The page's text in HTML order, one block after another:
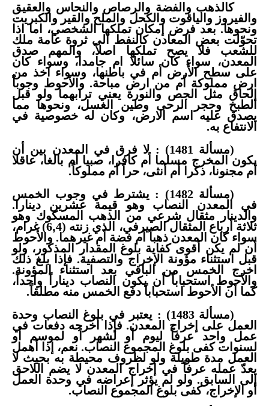
كالذهب والفضة والرصاص والنحاس والعقيق
والفيروز والياقوت والكحل والملح والقير والكبريت
ونحوها. بعد فرض إمكان تملكها الشخصي، اما اذا
تحوّلت بعض المعادن كالنفط الى ثروة عامة ملك
للشعب فلا يصح تملكها اصلاً، والمهم صدق
المعدن، سواء كان سائلا ام جامدا، وسواء كان
على سطح الأرض أم في باطنها، وسواء اخذ من
ارض مملوكة أم من ارض مباحة. والأحوط وجوباً
إلحاق مثل الجص والنورة يعني ترابهما ولو قبل
الطبخ وحجر الرحى وطين الغسل، ونحوها مما
يصدق عليه اسم الارض، وكان له خصوصية في
الانتفاع به.
(مسألة 1481) : لا فرق في المعدن بين أن
يكون المخرج مسلما أم كافرا، صبيا أم بالغا، عاقلا
أم مجنونا، ذكرا أم أنثى، حراً أم مملوكاً.
(مسألة 1482) : يشترط في وجوب الخمس
في المعدن النصاب وهو قيمة عشرين دينارا.
والدينار مثقال شرعي من الذهب المسكوك وهو
ثلاثة أرباع المثقال الصيرفي، الذي زنته (6 , 4) غرام،
سواء كان المعدن ذهباً أم فضة أم غيرهما. والأحوط
أن لم يكن أقوى كفاية بلوغ المقدار المذكور، ولو
قبل استثناء مؤونة الإخراج والتصفية. فإذا بلغ ذلك
اخرج الخمس من الباقي بعد استثناء المؤونة.
والأحوط استحباباً أن يكون النصاب ديناراً واحداً،
كما أن الأحوط استحباباً دفع الخمس منه مطلقاً.
(مسألة 1483) : يعتبر في بلوغ النصاب وحدة
العمل على إخراج المعدن. فإذا أخرجه دفعات في
عمل واحد عرفاً ليوم أو لشهر أو لموسم أو
لسنوات كفى بلوغ المجموع النصاب. نعم، إذا أهمل
العمل مدة طويلة ولو لظروف محيطة به بحيث لا
يعدّ عمله عرفاً في إخراج المعدن لا يضم اللاحق
إلى السابق. ولو لم يؤثر إعراضه في وحدة العمل
أو الإخراج، كفى بلوغ المجموع النصاب.